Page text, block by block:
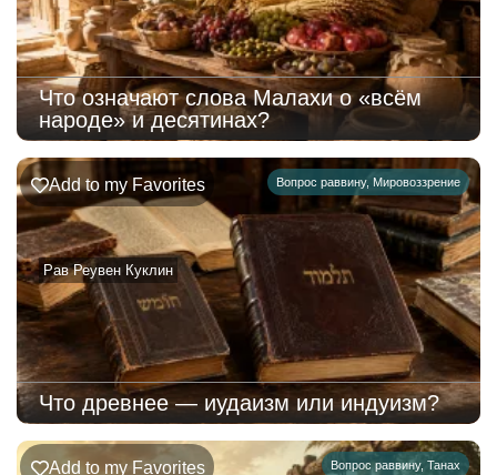
Что означают слова Малахи о «всём
народе» и десятинах?
Вопрос раввину, Мировоззрение
Рав Реувен Куклин
Add to my Favorites
Что древнее — иудаизм или индуизм?
Вопрос раввину, Танах
Add to my Favorites